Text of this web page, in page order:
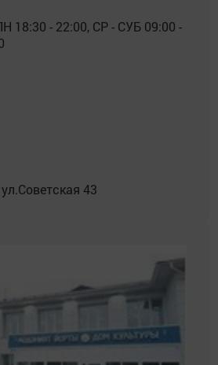
18:30 - 22:00, СР - СУБ 09:00 -
43